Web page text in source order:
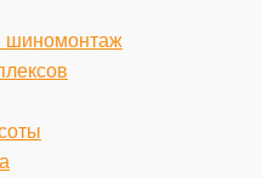
шиномонтаж